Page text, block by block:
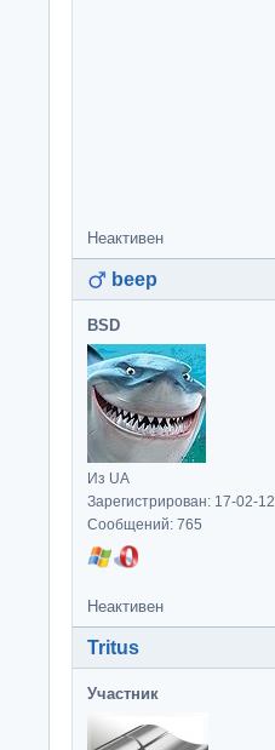
Неактивен
beep
BSD
Из UA
Зарегистрирован: 17-02-12
Сообщений: 765
Неактивен
Tritus
Участник